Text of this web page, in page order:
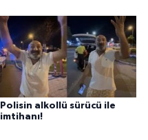
Polisin alkollü sürücü ile
imtihanı!